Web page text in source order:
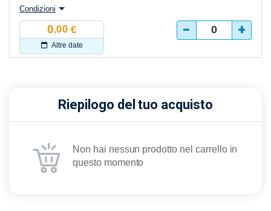
0,00 €
Altre date
Condizioni
- +
Riepilogo del tuo acquisto
Non hai nessun prodotto nel carrello in
questo momento